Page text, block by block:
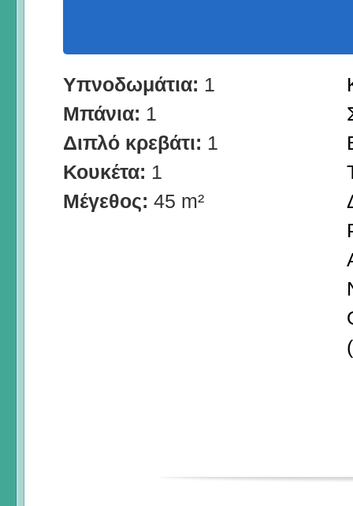
Υπνοδωμάτια: 1
Μπάνια: 1
Διπλό κρεβάτι: 1
Κουκέτα: 1
Μέγεθος: 45 m²